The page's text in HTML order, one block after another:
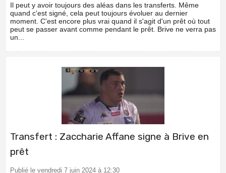
Il peut y avoir toujours des aléas dans les transferts. Même
quand c'est signé, cela peut toujours évoluer au dernier
moment. C'est encore plus vrai quand il s'agit d'un prêt où tout
peut se passer avant comme pendant le prêt. Brive ne verra pas
un...
Transfert : Zaccharie Affane signe à Brive en
prêt
Publié le vendredi 7 juin 2024 à 12:30